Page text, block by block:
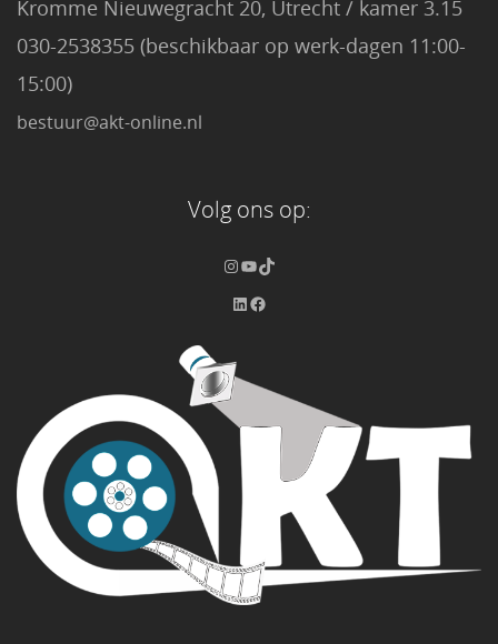
Kromme Nieuwegracht 20, Utrecht / kamer 3.15
030-2538355 (beschikbaar op werk-dagen 11:00-
15:00)
bestuur@akt-online.nl
Volg ons op: